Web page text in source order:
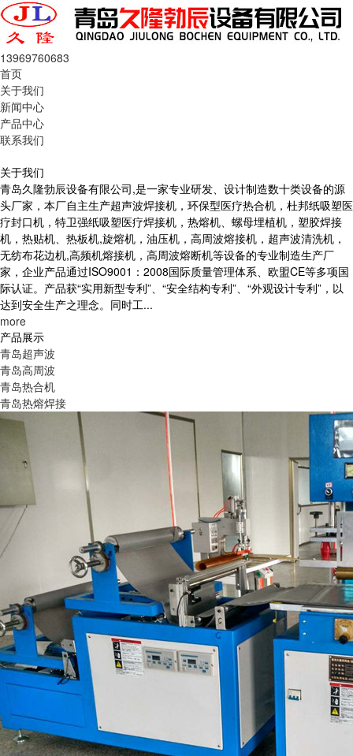
13969760683
首页
关于我们
新闻中心
产品中心
联系我们
关于我们
青岛久隆勃辰设备有限公司,是一家专业研发、设计制造数十类设备的源
头厂家，本厂自主生产超声波焊接机，环保型医疗热合机，杜邦纸吸塑医
疗封口机，特卫强纸吸塑医疗焊接机，热熔机、螺母埋植机，塑胶焊接
机，热贴机、热板机,旋熔机，油压机，高周波熔接机，超声波清洗机，
无纺布花边机,高频机熔接机，高周波熔断机等设备的专业制造生产厂
家，企业产品通过ISO9001：2008国际质量管理体系、欧盟CE等多项国
际认证。产品获“实用新型专利”、“安全结构专利”、“外观设计专利”，以
达到安全生产之理念。同时工...
more
产品展示
青岛超声波
青岛高周波
青岛热合机
青岛热熔焊接